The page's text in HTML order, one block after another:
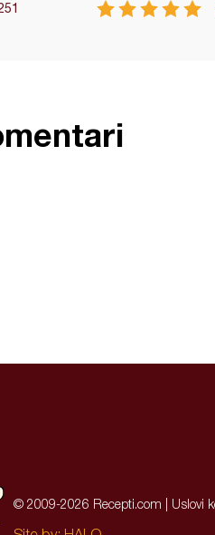
© 2009-2026 Recepti.com | Uslovi